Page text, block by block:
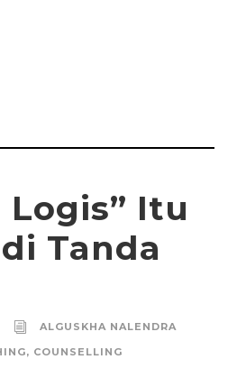
Itu
Tanda
ALGUSKHA NALENDRA
, COUNSELLING